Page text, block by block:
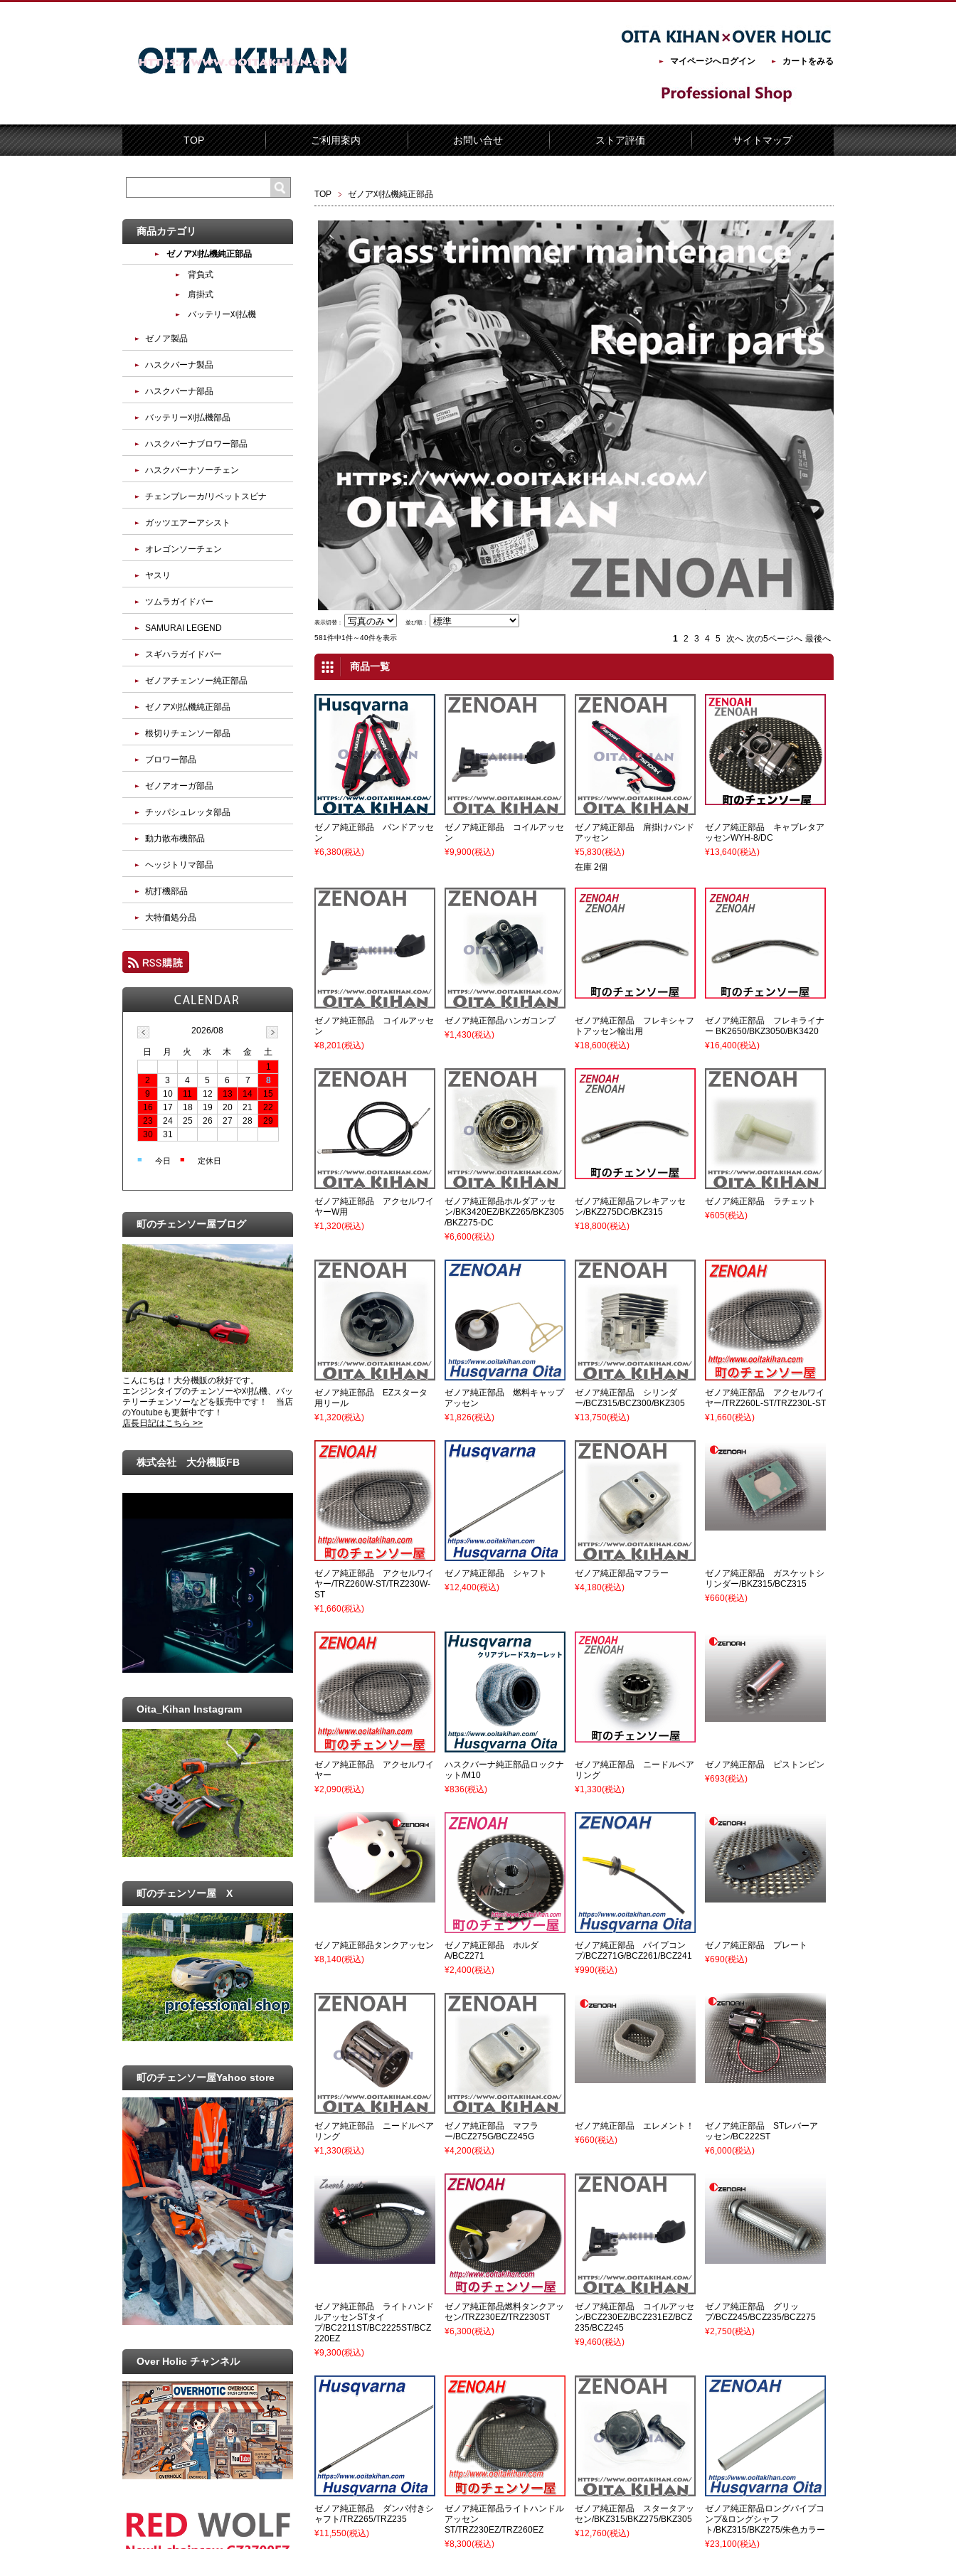
マイページへログイン カートをみる
TOP ご利用案内 お問い合せ ストア評価 サイトマップ
TOP ゼノア刈払機純正部品
表示切替： 並び順：
581件中1件～40件を表示 1 2 3 4 5 次へ 次の5ページへ 最後へ
商品一覧
ゼノア純正部品 バンドアッセ
ン
¥6,380(税込)
ゼノア純正部品 コイルアッセ
ン
¥9,900(税込)
ゼノア純正部品 肩掛けバンド
アッセン
¥5,830(税込)
在庫 2個
ゼノア純正部品 キャブレタア
ッセンWYH-8/DC
¥13,640(税込)
ゼノア純正部品 コイルアッセ
ン
¥8,201 (税込)
ゼノア純正部品ハンガコンプ
¥1,430(税込)
ゼノア純正部品 フレキシャフ
トアッセン輸出用
¥18,600(税込)
ゼノア純正部品 フレキライナ
ー BK2650/BKZ3050/BK3420
¥16,400(税込)
ゼノア純正部品 アクセルワイ
ヤーW用
¥1,320(税込)
ゼノア純正部品ホルダアッセ
ン/BK3420EZ/BKZ265/BKZ305
/BKZ275-DC
¥6,600(税込)
ゼノア純正部品フレキアッセ
ン/BKZ275DC/BKZ315
¥18,800(税込)
ゼノア純正部品 ラチェット
¥605(税込)
ゼノア純正部品 EZスタータ
用リール
¥1,320(税込)
ゼノア純正部品 燃料キャップ
アッセン
¥1,826(税込)
ゼノア純正部品 シリンダ
ー/BCZ315/BCZ300/BKZ305
¥13,750(税込)
ゼノア純正部品 アクセルワイ
ヤー/TRZ260L-ST/TRZ230L-ST
¥1,660(税込)
ゼノア純正部品 アクセルワイ
ヤー/TRZ260W-ST/TRZ230W-
ST
¥1,660(税込)
ゼノア純正部品 シャフト
¥12,400(税込)
ゼノア純正部品マフラー
¥4,180(税込)
ゼノア純正部品 ガスケットシ
リンダー/BKZ315/BCZ315
¥660(税込)
ゼノア純正部品 アクセルワイ
ヤー
¥2,090(税込)
ハスクバーナ純正部品ロックナ
ット/M10
¥836(税込)
ゼノア純正部品 ニードルベア
リング
¥1,330(税込)
ゼノア純正部品 ピストンピン
¥693(税込)
ゼノア純正部品タンクアッセン
¥8,140(税込)
ゼノア純正部品 ホルダ
A/BCZ271
¥2,400(税込)
ゼノア純正部品 パイプコン
プ/BCZ271G/BCZ261/BCZ241
¥990(税込)
ゼノア純正部品 プレート
¥690(税込)
ゼノア純正部品 ニードルベア
リング
¥1,330(税込)
ゼノア純正部品 マフラ
ー/BCZ275G/BCZ245G
¥4,200(税込)
ゼノア純正部品 エレメント！
¥660(税込)
ゼノア純正部品 STレバーア
ッセン/BC222ST
¥6,000(税込)
ゼノア純正部品 ライトハンド
ルアッセンSTタイ
プ/BC2211ST/BC2225ST/BCZ
220EZ
¥9,300(税込)
ゼノア純正部品燃料タンクアッ
セン/TRZ230EZ/TRZ230ST
¥6,300(税込)
ゼノア純正部品 コイルアッセ
ン/BCZ230EZ/BCZ231EZ/BCZ
235/BCZ245
¥9,460(税込)
ゼノア純正部品 グリッ
プ/BCZ245/BCZ235/BCZ275
¥2,750(税込)
ゼノア純正部品 ダンパ付きシ
ャフト/TRZ265/TRZ235
¥11,550(税込)
ゼノア純正部品ライトハンドル
アッセン
ST/TRZ230EZ/TRZ260EZ
¥8,300(税込)
ゼノア純正部品 スタータアッ
セン/BKZ315/BKZ275/BKZ305
¥12,760(税込)
ゼノア純正部品ロングパイプコ
ンプ&ロングシャフ
ト/BKZ315/BKZ275/朱色カラー
¥23,100(税込)
商品カテゴリ
ゼノア刈払機純正部品
背負式
肩掛式
バッテリー刈払機
ゼノア製品
ハスクバーナ製品
ハスクバーナ部品
バッテリー刈払機部品
ハスクバーナブロワー部品
ハスクバーナソーチェン
チェンブレーカ/リベットスピナ
ガッツエアーアシスト
オレゴンソーチェン
ヤスリ
ツムラガイドバー
SAMURAI LEGEND
スギハラガイドバー
ゼノアチェンソー純正部品
ゼノア刈払機純正部品
根切りチェンソー部品
ブロワー部品
ゼノアオーガ部品
チッパシュレッタ部品
動力散布機部品
ヘッジトリマ部品
杭打機部品
大特価処分品
2026/08
日 月 火 水 木 金
土
1
2
3 4 5 6 7
8
9
10 11 12 13 14
15
16
17 18 19 20 21
22
23
24 25 26 27 28
29
30
31
■ 今日 ■ 定休日
町のチェンソー屋ブログ
こんにちは！大分機販の秋好です。
エンジンタイプのチェンソーや刈払機、バッ
テリーチェンソーなどを販売中です！ 当店
のYoutubeも更新中です！
店長日記はこちら >>
株式会社 大分機販FB
Oita_Kihan Instagram
町のチェンソー屋 X
町のチェンソー屋Yahoo store
Over Holic チャンネル